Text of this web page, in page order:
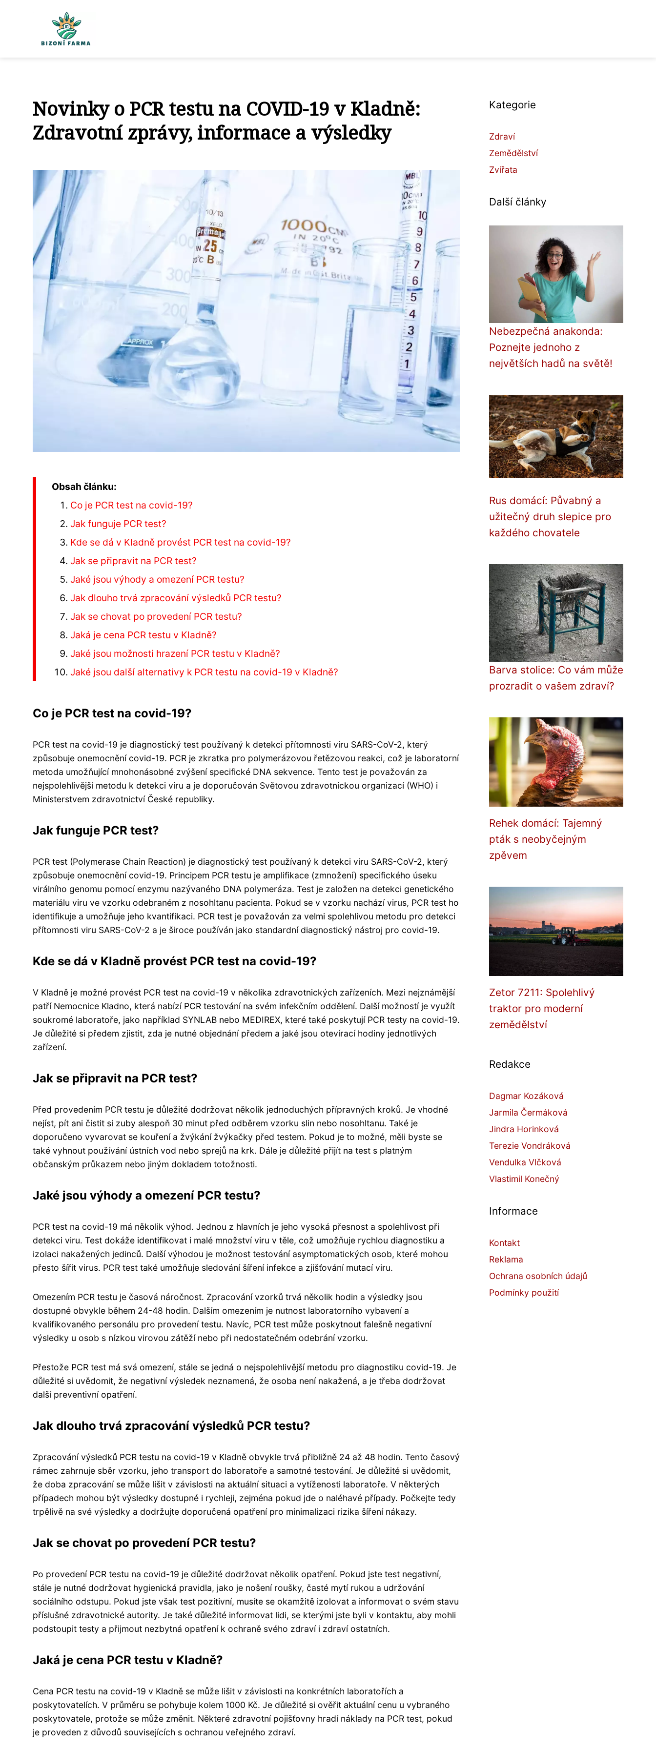
Novinky o PCR testu na COVID-19 v Kladně:
Zdravotní zprávy, informace a výsledky
Obsah článku:
Co je PCR test na covid-19?
Jak funguje PCR test?
Kde se dá v Kladně provést PCR test na covid-19?
Jak se připravit na PCR test?
Jaké jsou výhody a omezení PCR testu?
Jak dlouho trvá zpracování výsledků PCR testu?
Jak se chovat po provedení PCR testu?
Jaká je cena PCR testu v Kladně?
Jaké jsou možnosti hrazení PCR testu v Kladně?
Jaké jsou další alternativy k PCR testu na covid-19 v Kladně?
Co je PCR test na covid-19?
PCR test na covid-19 je diagnostický test používaný k detekci přítomnosti viru SARS-CoV-2, který
způsobuje onemocnění covid-19. PCR je zkratka pro polymerázovou řetězovou reakci, což je laboratorní
metoda umožňující mnohonásobné zvýšení specifické DNA sekvence. Tento test je považován za
nejspolehlivější metodu k detekci viru a je doporučován Světovou zdravotnickou organizací (WHO) i
Ministerstvem zdravotnictví České republiky.
Jak funguje PCR test?
PCR test (Polymerase Chain Reaction) je diagnostický test používaný k detekci viru SARS-CoV-2, který
způsobuje onemocnění covid-19. Principem PCR testu je amplifikace (zmnožení) specifického úseku
virálního genomu pomocí enzymu nazývaného DNA polymeráza. Test je založen na detekci genetického
materiálu viru ve vzorku odebraném z nosohltanu pacienta. Pokud se v vzorku nachází virus, PCR test ho
identifikuje a umožňuje jeho kvantifikaci. PCR test je považován za velmi spolehlivou metodu pro detekci
přítomnosti viru SARS-CoV-2 a je široce používán jako standardní diagnostický nástroj pro covid-19.
Kde se dá v Kladně provést PCR test na covid-19?
V Kladně je možné provést PCR test na covid-19 v několika zdravotnických zařízeních. Mezi nejznámější
patří Nemocnice Kladno, která nabízí PCR testování na svém infekčním oddělení. Další možností je využít
soukromé laboratoře, jako například SYNLAB nebo MEDIREX, které také poskytují PCR testy na covid-19.
Je důležité si předem zjistit, zda je nutné objednání předem a jaké jsou otevírací hodiny jednotlivých
zařízení.
Jak se připravit na PCR test?
Před provedením PCR testu je důležité dodržovat několik jednoduchých přípravných kroků. Je vhodné
nejíst, pít ani čistit si zuby alespoň 30 minut před odběrem vzorku slin nebo nosohltanu. Také je
doporučeno vyvarovat se kouření a žvýkání žvýkačky před testem. Pokud je to možné, měli byste se
také vyhnout používání ústních vod nebo sprejů na krk. Dále je důležité přijít na test s platným
občanským průkazem nebo jiným dokladem totožnosti.
Jaké jsou výhody a omezení PCR testu?
PCR test na covid-19 má několik výhod. Jednou z hlavních je jeho vysoká přesnost a spolehlivost při
detekci viru. Test dokáže identifikovat i malé množství viru v těle, což umožňuje rychlou diagnostiku a
izolaci nakažených jedinců. Další výhodou je možnost testování asymptomatických osob, které mohou
přesto šířit virus. PCR test také umožňuje sledování šíření infekce a zjišťování mutací viru.
Omezením PCR testu je časová náročnost. Zpracování vzorků trvá několik hodin a výsledky jsou
dostupné obvykle během 24-48 hodin. Dalším omezením je nutnost laboratorního vybavení a
kvalifikovaného personálu pro provedení testu. Navíc, PCR test může poskytnout falešně negativní
výsledky u osob s nízkou virovou zátěží nebo při nedostatečném odebrání vzorku.
Přestože PCR test má svá omezení, stále se jedná o nejspolehlivější metodu pro diagnostiku covid-19. Je
důležité si uvědomit, že negativní výsledek neznamená, že osoba není nakažená, a je třeba dodržovat
další preventivní opatření.
Jak dlouho trvá zpracování výsledků PCR testu?
Zpracování výsledků PCR testu na covid-19 v Kladně obvykle trvá přibližně 24 až 48 hodin. Tento časový
rámec zahrnuje sběr vzorku, jeho transport do laboratoře a samotné testování. Je důležité si uvědomit,
že doba zpracování se může lišit v závislosti na aktuální situaci a vytíženosti laboratoře. V některých
případech mohou být výsledky dostupné i rychleji, zejména pokud jde o naléhavé případy. Počkejte tedy
trpělivě na své výsledky a dodržujte doporučená opatření pro minimalizaci rizika šíření nákazy.
Jak se chovat po provedení PCR testu?
Po provedení PCR testu na covid-19 je důležité dodržovat několik opatření. Pokud jste test negativní,
stále je nutné dodržovat hygienická pravidla, jako je nošení roušky, časté mytí rukou a udržování
sociálního odstupu. Pokud jste však test pozitivní, musíte se okamžitě izolovat a informovat o svém stavu
příslušné zdravotnické autority. Je také důležité informovat lidi, se kterými jste byli v kontaktu, aby mohli
podstoupit testy a přijmout nezbytná opatření k ochraně svého zdraví i zdraví ostatních.
Jaká je cena PCR testu v Kladně?
Cena PCR testu na covid-19 v Kladně se může lišit v závislosti na konkrétních laboratořích a
poskytovatelích. V průměru se pohybuje kolem 1000 Kč. Je důležité si ověřit aktuální cenu u vybraného
poskytovatele, protože se může změnit. Některé zdravotní pojišťovny hradí náklady na PCR test, pokud
je proveden z důvodů souvisejících s ochranou veřejného zdraví.
Kategorie
Zdraví
Zemědělství
Zvířata
Další články
Nebezpečná anakonda:
Poznejte jednoho z
největších hadů na světě!
Rus domácí: Půvabný a
užitečný druh slepice pro
každého chovatele
Barva stolice: Co vám může
prozradit o vašem zdraví?
Rehek domácí: Tajemný
pták s neobyčejným
zpěvem
Zetor 7211: Spolehlivý
traktor pro moderní
zemědělství
Redakce
Dagmar Kozáková
Jarmila Čermáková
Jindra Horinková
Terezie Vondráková
Vendulka Vlčková
Vlastimil Konečný
Informace
Kontakt
Reklama
Ochrana osobních údajů
Podmínky použití